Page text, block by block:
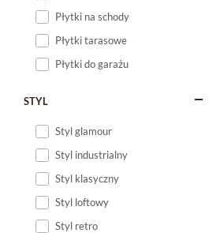
Płytki na schody
Płytki tarasowe
Płytki do garażu
STYL
Styl glamour
Styl industrialny
Styl klasyczny
Styl loftowy
Styl retro